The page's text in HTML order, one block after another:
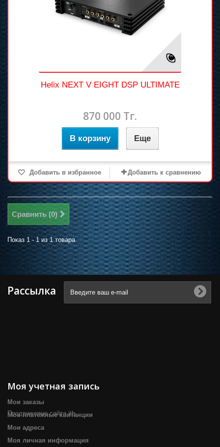
Helix NEXT V EIGHT DSP ULTIMATE
870 000 Тг.
В корзину Еще
Добавить в избранное Добавить к сравнению
Сравнить (0)
Показ 1 - 1 из 1 товара
Рассылка
Продвижение сайта itb
Моя учетная запись
Мои заказы
Мои платёжные квитанции
Мои адреса
Моя личная информация